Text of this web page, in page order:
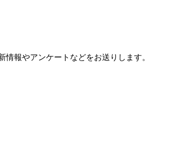
報やアンケートなどをお送りします。